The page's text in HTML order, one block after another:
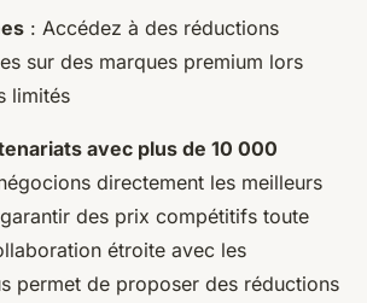
: Accédez à des réductions
sur des marques premium lors
limités
avec plus de 10 000
directement les meilleurs
des prix compétitifs toute
étroite avec les
permet de proposer des réductions